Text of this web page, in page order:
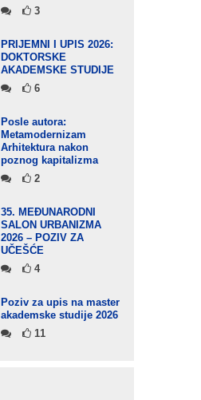
3
PRIJEMNI I UPIS 2026:
DOKTORSKE
AKADEMSKE STUDIJE
6
Posle autora:
Metamodernizam
Arhitektura nakon
poznog kapitalizma
2
35. MEĐUNARODNI
SALON URBANIZMA
2026 – POZIV ZA
UČEŠĆE
4
Poziv za upis na master
akademske studije 2026
11